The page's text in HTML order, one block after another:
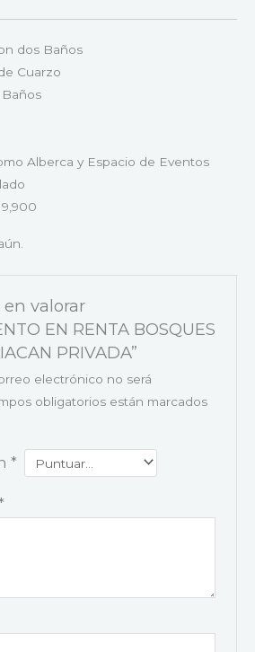
dos Baños
Cuarzo
Alberca y Espacio de Eventos
valorar
EN RENTA BOSQUES
PRIVADA”
electrónico no será
obligatorios están marcados
*